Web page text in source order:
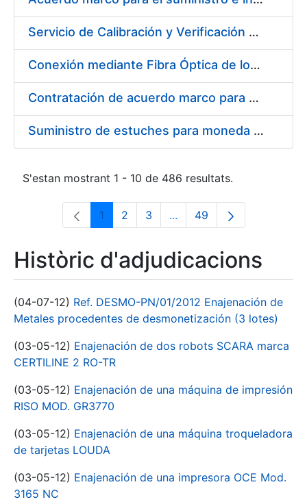
Servicio de Calibración y Verificación Externa de los Equipos de Medición del Servicio de Prevención de la FNMT-RCM
Conexión mediante Fibra Óptica de los Centros de Proceso de Datos (CPDs) de las sedes de la FNMT-RCM de Burgos y Madrid
Contratación de acuerdo marco para el Suministro de Material de Electricidad para la Fábrica Nacional de Moneda y Timbre-Real Casa de la Moneda en su centro de trabajo de Burgos
Suministro de estuches para moneda de 30 €
S'estan mostrant 1 - 10 de 486 resultats.
Pàgina
1 Pàgina
2 Pàgina
3 ...Pàgines intermèdies
Pàgina
49
Històric d'adjudicacions
(04-07-12) Ref. DESMO-PN/01/2012 Enajenación de
Metales procedentes de desmonetización (3 lotes)
(03-05-12) Enajenación de dos robots SCARA marca
CERTILINE 2 RO-TR
(03-05-12) Enajenación de una máquina de impresión
RISO MOD. GR3770
(03-05-12) Enajenación de una máquina troqueladora
de tarjetas LOUDA
(03-05-12) Enajenación de una impresora OCE Mod.
3165 NC